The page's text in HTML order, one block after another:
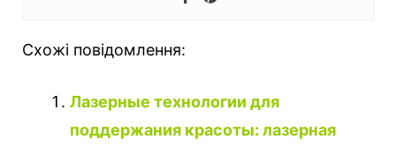
Схожі повідомлення:
Лазерные технологии для
поддержания красоты: лазерная